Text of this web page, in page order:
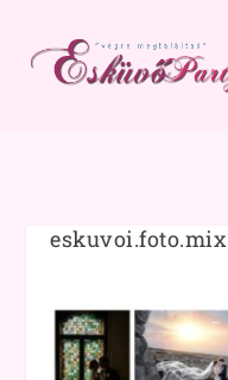
eskuvoi.foto.mix